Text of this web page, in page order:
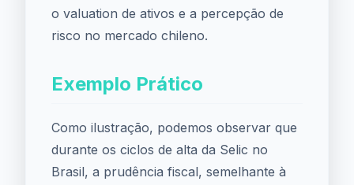
o valuation de ativos e a percepção de
risco no mercado chileno.
Exemplo Prático
Como ilustração, podemos observar que
durante os ciclos de alta da Selic no
Brasil, a prudência fiscal, semelhante à